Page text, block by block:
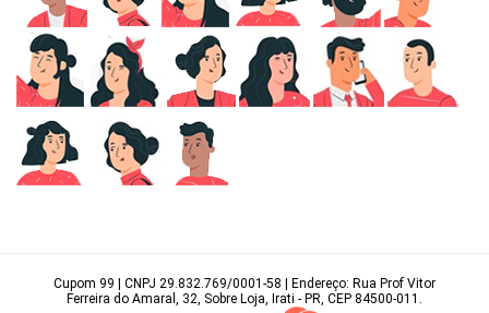
Cupom 99 | CNPJ 29.832.769/0001-58 | Endereço: Rua Prof Vitor
Ferreira do Amaral, 32, Sobre Loja, Irati - PR, CEP 84500-011.